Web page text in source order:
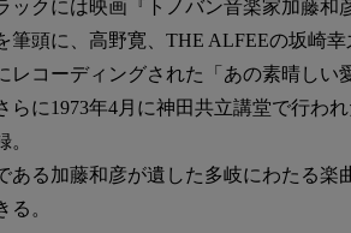
ックには映画『トノバン音楽家加藤和
筆頭に、高野寛、THE ALFEEの坂崎
レコーディングされた「あの素晴しい
らに1973年4月に神田共立講堂で行わ
ある加藤和彦が遺した多岐にわたる楽
る。